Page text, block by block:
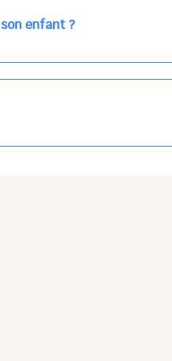
enfant ?
plannings au mieux.
s'agit d'une Web App,